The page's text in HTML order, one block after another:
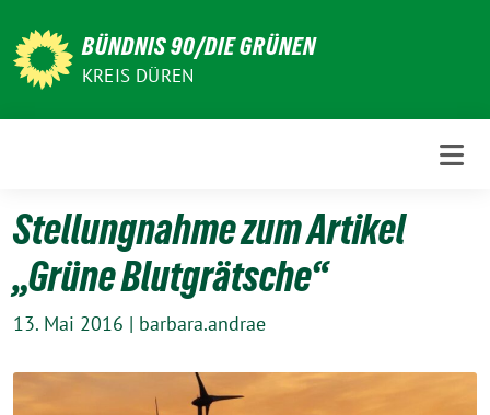
zum
Inhalt
BÜNDNIS 90/DIE GRÜNEN
KREIS DÜREN
Stellungnahme zum Artikel
„Grüne Blutgrätsche“
13. Mai 2016 | barbara.andrae